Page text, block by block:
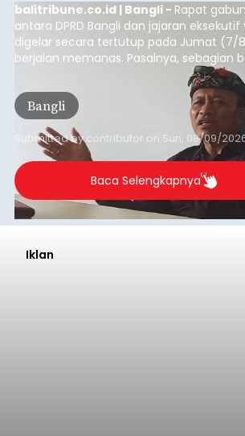
balitribune.co.id | Bangli - Rapat
antara DPRD Bangli dan jajaran eksekutif
digelar secara tertutup pada Jumat (7/
berjalan memanas. Pasalnya, sebagian
dana hibah yang bersumber dari pokok-
pikiran (pokok-pokok pikiran/pokir) dewan
penjaringan aspirasi masyarakat saat
kunjung cair.
Bangli
Submitted bycontributor on Sun, 08/09/
Baca Selengkapnya
Iklan